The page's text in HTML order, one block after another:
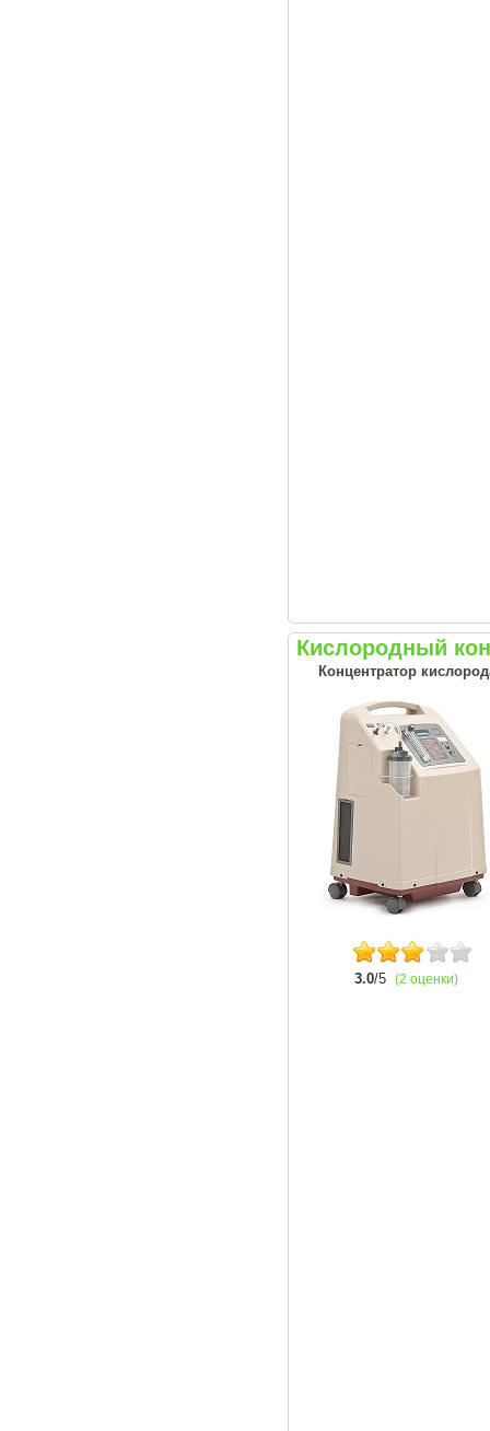
Кислородный
Концентратор
3.0/5 (2 оценки)